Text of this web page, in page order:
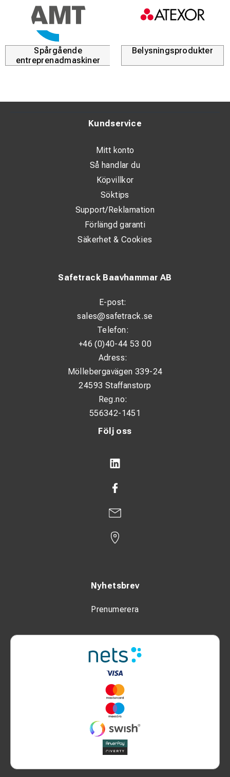
Spårgående
entreprenadmaskiner
Belysningsprodukter
Följ oss
Nyhetsbrev
Prenumerera
Safetrack Baavhammar AB
E-post:
sales@safetrack.se
Telefon:
+46 (0)40-44 53 00
Adress:
Möllebergavägen 339-24
24593 Staffanstorp
Reg.no:
556342-1451
Kundservice
Mitt konto
Så handlar du
Köpvillkor
Söktips
Support/Reklamation
Förlängd garanti
Säkerhet & Cookies